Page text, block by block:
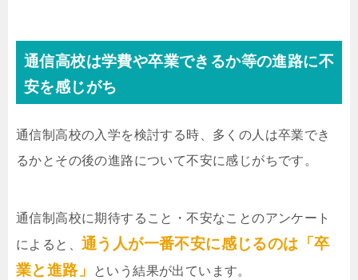
通信高校は学費や卒業できるか等の進路に不
安を感じがち
通信制高校の入学を検討する時、多くの人は卒業でき
るかとその後の進路について不安に感じがちです。
通信制高校に期待すること・不安なことのアンケート
によると、 通う人が一番不安に感じるのは「卒
業と進路」
という結果が出ています。